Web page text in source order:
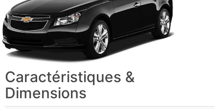
Caractéristiques &
Dimensions